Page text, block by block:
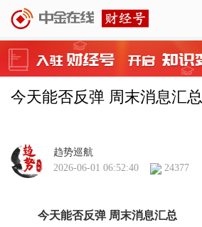
今天能否反弹 周末消息汇总
趋势巡航
2026-06-01 06:52:40
24377
今天能否反弹 周末消息汇总